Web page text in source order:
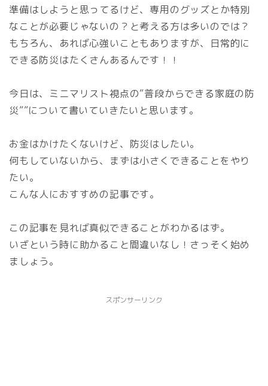
準備はしようと思ってるけど、専用のグッズとか特別
なことが必要じゃないの？と考える方は多いのでは？
もちろん、あれば心強いこともありますが、日常的に
できる防災はたくさんあるんです！！
今日は、ミニマリスト視点の”普段からできる家庭の防
災””について書いていきたいと思います。
お金はかけたくないけど、防災はしたい。
何もしていないから、まずは小さくできることをやり
たい。
こんな人におすすめの記事です。
この記事を見れば真似できることがわかるはず。
いざという時に助かること間違いなし！さっそく始め
ましょう。
スポンサーリンク